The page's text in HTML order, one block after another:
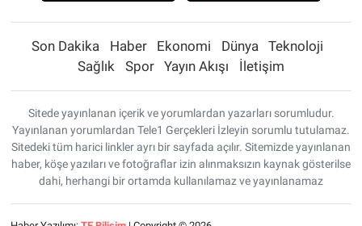
Son Dakika Haber Ekonomi Dünya
Teknoloji
Sağlık
Spor Yayın Akışı İletişim
Sitede yayınlanan içerik ve yorumlardan yazarları sorumludur.
Yayınlanan yorumlardan Tele1 Gerçekleri İzleyin sorumlu tutulamaz.
Sitedeki tüm harici linkler ayrı bir sayfada açılır. Sitemizde yayınlanan
haber, köşe yazıları ve fotoğraflar izin alınmaksızın kaynak gösterilse
dahi, herhangi bir ortamda kullanılamaz ve yayınlanamaz